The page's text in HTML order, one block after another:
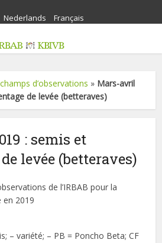
Nederlands Français
d’observations » Mars-avril
de levée (betteraves)
: semis et
levée (betteraves)
de l’IRBAB pour la
en 2019
– variété; – PB = Poncho Beta; CF